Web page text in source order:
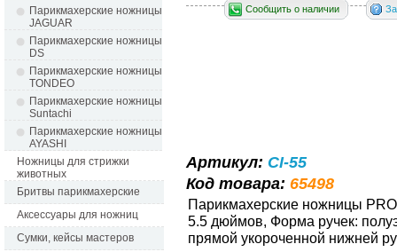
Парикмахерские ножницы
JAGUAR
Парикмахерские ножницы
DS
Парикмахерские ножницы
TONDEO
Парикмахерские ножницы
Suntachi
Парикмахерские ножницы
AYASHI
Ножницы для стрижки
животных
Бритвы парикмахерские
Аксессуары для ножниц
Сумки, кейсы мастеров
Сообщить о наличии
Артикул: CI-55
Код товара: 65498
Парикмахерские ножницы
5.5 дюймов, Форма ручек:
прямой укороченной нижней